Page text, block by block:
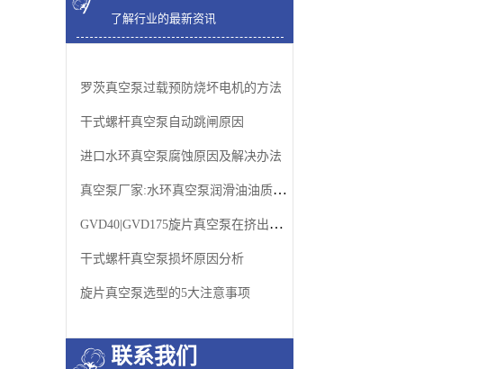
了解行业的最新资讯
罗茨真空泵过载预防烧坏电机的方法
干式螺杆真空泵自动跳闸原因
进口水环真空泵腐蚀原因及解决办法
真空泵厂家:水环真空泵润滑油油质查验方法
GVD40|GVD175旋片真空泵在挤出机中的使用
干式螺杆真空泵损坏原因分析
旋片真空泵选型的5大注意事项
联系我们